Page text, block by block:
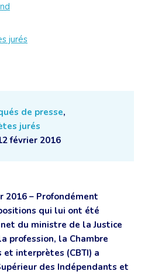
de presse,
jurés
février 2016
2016 – Profondément
qui lui ont été
du ministre de la Justice
profession, la Chambre
interprètes (CBTI) a
des Indépendants et
jurés